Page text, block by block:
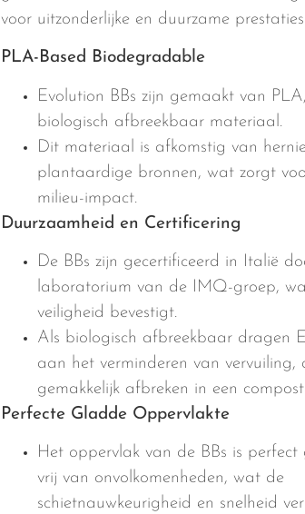
voor uitzonderlijke en duurzame
PLA-Based Biodegradable
Evolution BBs zijn gemaakt van
biologisch afbreekbaar materiaal.
Dit materiaal is afkomstig van
plantaardige bronnen, wat zorgt
milieu-impact.
Duurzaamheid en Certificering
De BBs zijn gecertificeerd in Italië
laboratorium van de IMQ-groep,
veiligheid bevestigt.
Als biologisch afbreekbaar dragen
aan het verminderen van vervuiling,
gemakkelijk afbreken in een
Perfecte Gladde Oppervlakte
Het oppervlak van de BBs is
vrij van onvolkomenheden, wat de
schietnauwkeurigheid en snelheid